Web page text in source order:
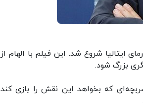
ایتالیا شروع شد. این فیلم با الهام از
که بخواهد این نقش را بازی کند